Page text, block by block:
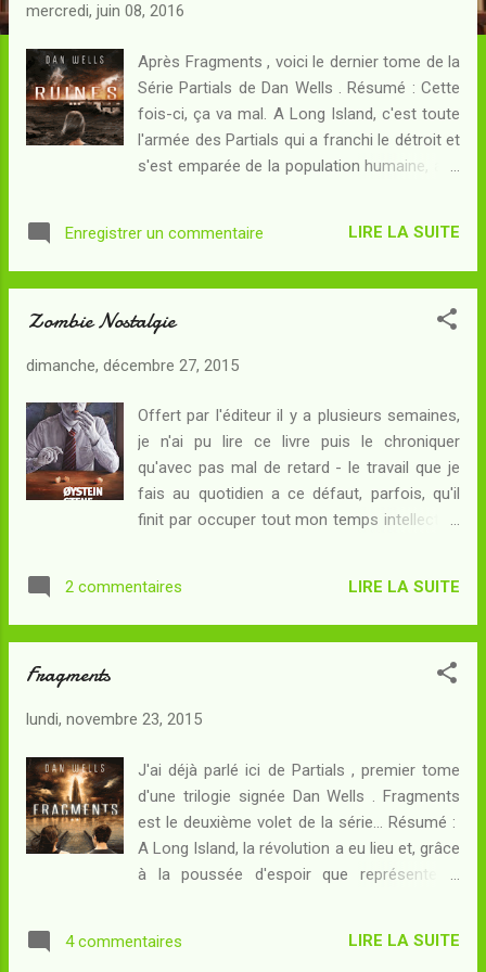
mercredi, juin 08, 2016
Après Fragments , voici le dernier tome de la
Série Partials de Dan Wells . Résumé : Cette
fois-ci, ça va mal. A Long Island, c'est toute
l'armée des Partials qui a franchi le détroit et
s'est emparée de la population humaine, afin
majeure partie des factions Partials, était
persuadée que c'est au coeur de son ADN
péremption des soldats cultivés en cuve...
Badlands que Kira se trouvait, ce qui ne l'a
jamais, la jeune fille - qui sait à présent
qu'elle n'est humaine que par son éducation
- veut trouver une solution qui permettrait
aux Partials en voie d'extinction et aux
humains de cohabiter... mais pour cela, elle
seul remède est contenu dans les
Enregistrer un commentaire LIRE LA SUITE
Zombie Nostalgie
dimanche, décembre 27, 2015
Offert par l'éditeur il y a plusieurs semaines,
je n'ai pu lire ce livre puis le chroniquer
qu'avec pas mal de retard - le travail que je
fais au quotidien a ce défaut, parfois, qu'il
finit par occuper tout mon temps intellectuel
Zombillenium d' Arthur de Pins , il s'agit sans
nul doute d'une première sur mon blog : rien
lecture qui s'inscrit - je pense - dans le cadre
Résumé : Labofnia : une île de l'Atlantique
en pleine Première Guerre Mondiale, abrite
une population pour le moins surprenante. Il
faut dire que les naissances ne s'y font pas
de la façon naturelle pour l'espèce humaine :
un beau jour, le narrateur de cette histoire y
souvenir dans un corps adulte, eng...
2 commentaires LIRE LA SUITE
Fragments
lundi, novembre 23, 2015
J'ai déjà parlé ici de Partials , premier tome
d'une trilogie signée Dan Wells . Fragments
est le deuxième volet de la série... Résumé :
A Long Island, la révolution a eu lieu et, grâce
à la poussée d'espoir que représente la
s'est formé sur les ruines du précédent,
4 commentaires LIRE LA SUITE